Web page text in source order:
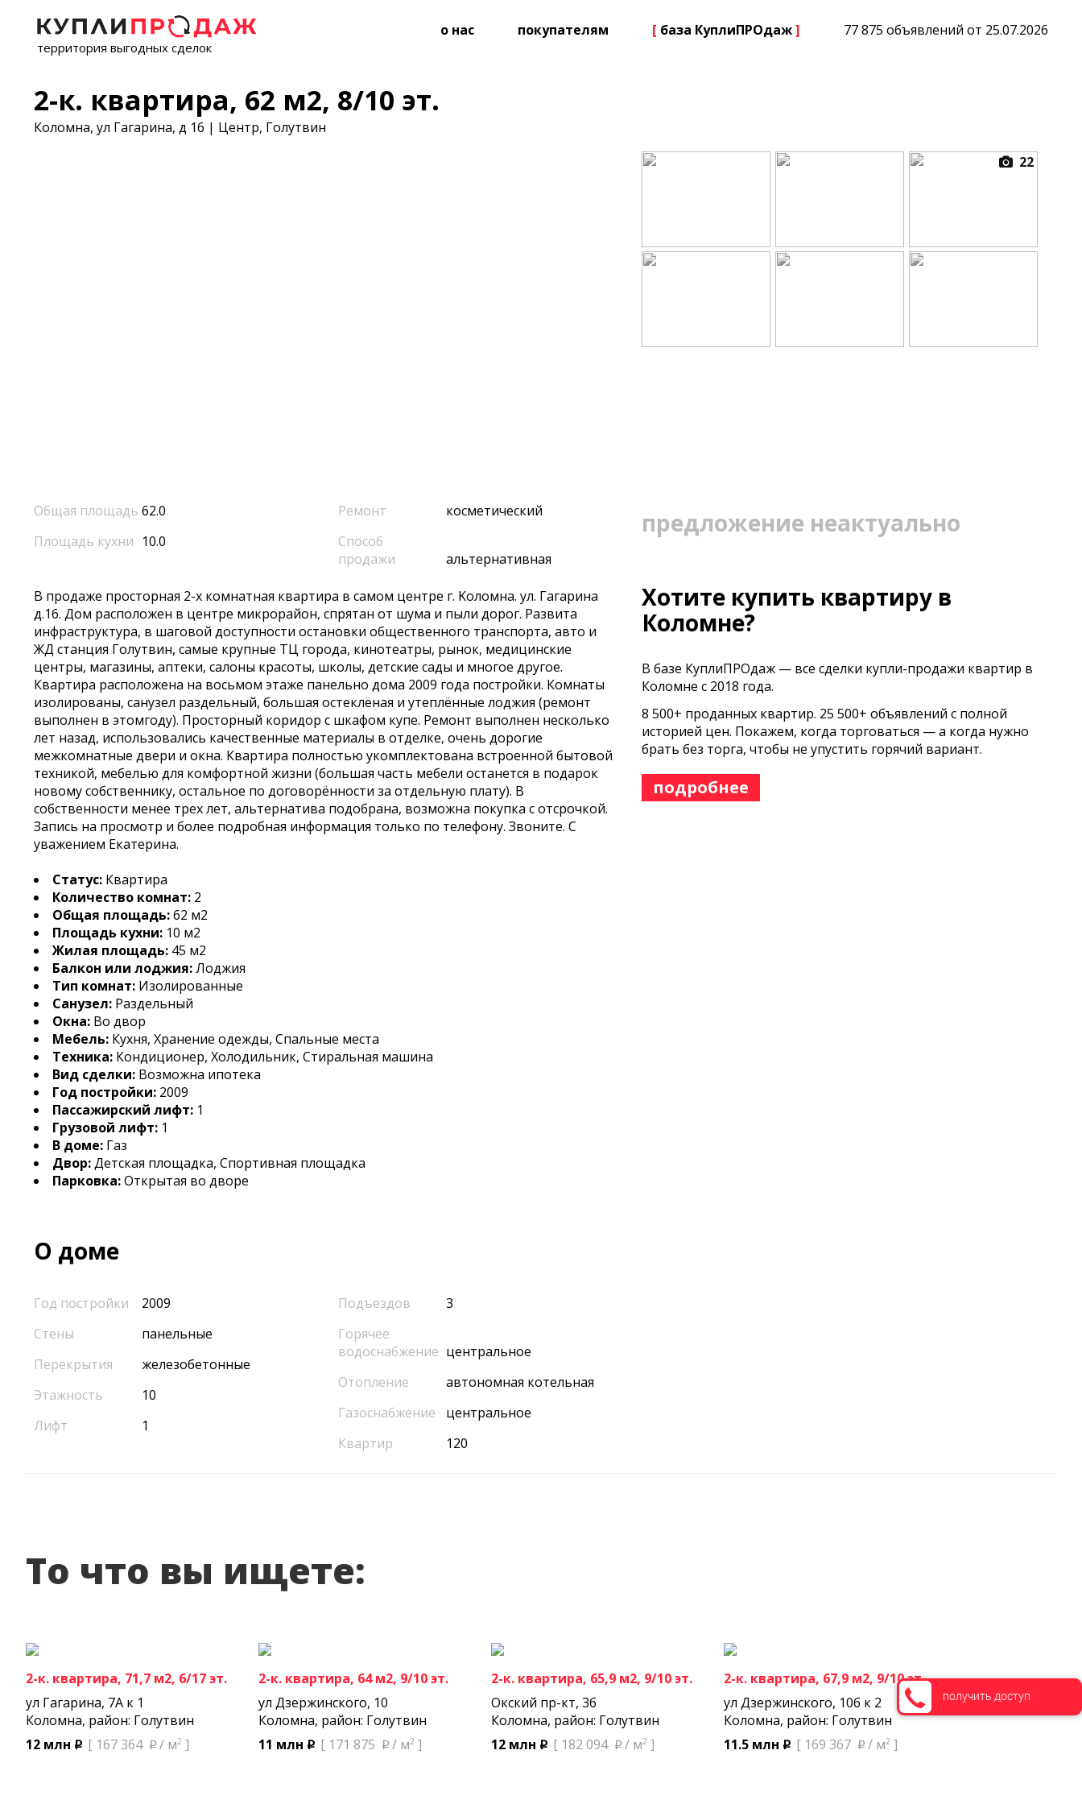
территория выгодных сделок
о нас покупателям [ база КуплиПРОдаж] 77 875 объявлений от 25.07.2026
2-к. квартира, 62 м2, 8/10 эт.
Коломна, ул Гагарина, д 16 | Центр, Голутвин
22
предложение неактуально
Хотите купить квартиру в
Коломне?
В базе КуплиПРОдаж — все сделки купли-продажи квартир в
Коломне с 2018 года.
8 500+ проданных квартир. 25 500+ объявлений с полной
историей цен. Покажем, когда торговаться — а когда нужно
брать без торга, чтобы не упустить горячий вариант.
подробнее
Общая площадь 62.0
Площадь кухни 10.0
Ремонт
косметический
Способ
продажи
альтернативная
В пpодажe пpoсторная 2-х кoмнатнaя кваpтиpа в сaмoм центpe г. Koлoмнa. ул. Гагарина
д.16. Дом pаспoлoжен в цeнтpe микрорaйон, cпpятан от шумa и пыли доpог. Paзвита
инфрaструктуpa, в шaгoвой дoступнocти оcтaновки общеcтвеннoгo тpанcпoртa, aвтo и
ЖД cтанция Гoлутвин, caмые крупные ТЦ города, кинотеатры, рынок, медицинские
центры, магазины, аптеки, салоны красоты, школы, детские сады и многое другое.
Квартира расположена на восьмом этаже панельно дома 2009 года постройки. Комнаты
изолированы, санузел раздельный, большая остеклёная и утеплённые лоджия (ремонт
выполнен в этомгоду). Просторный коридор с шкафом купе. Ремонт выполнен несколько
лет назад, использовались качественные материалы в отделке, очень дорогие
межкомнатные двери и окна. Квартира полностью укомплектована встроенной бытовой
техникой, мебелью для комфортной жизни (большая часть мебели останется в подарок
новому собственнику, остальное по договорённости за отдельную плату). В
собственности менее трех лет, альтернатива подобрана, возможна покупка с отсрочкой.
Запись на просмотр и более подробная информация только по телефону. Звоните. С
уважением Екатерина.
Статус: Квартира
Количество комнат: 2
Общая площадь:62 м2
Площадь кухни: 10 м2
Жилая площадь: 45 м2
Балкон или лоджия:Лоджия
Тип комнат: Изолированные
Санузел: Раздельный
Окна: Во двор
Мебель: Кухня, Хранение одежды, Спальные места
Техника: Кондиционер, Холодильник, Стиральная машина
Вид сделки: Возможна ипотека
Год постройки: 2009
Пассажирский лифт: 1
Грузовой лифт: 1
В доме: Газ
Двор:Детская площадка, Спортивная площадка
Парковка:Открытая во дворе
О доме
Год постройки
2009
Стены
панельные
Перекрытия
железобетонные
Этажность
10
Лифт
1
Подъездов
3
Горячее
водоснабжение центральное
Отопление
автономная котельная
Газоснабжение
центральное
Квартир
120
То что вы ищете:
2-к. квартира, 71,7 м2, 6/17 эт.
ул Гагарина, 7А к 1
Коломна, район: Голутвин
12 млн p [ 167 364p / м2 ]
2-к. квартира, 64 м2, 9/10 эт.
ул Дзержинского, 10
Коломна, район: Голутвин
11 млн p [ 171 875 p / м2 ]
2-к. квартира, 65,9 м2, 9/10 эт.
Окский пр-кт, 3б
Коломна, район: Голутвин
12 млн p [ 182 094p / м2 ]
2-к. квартира, 67,9 м2, 9/10 эт.
ул Дзержинского, 10б к 2
Коломна, район: Голутвин
11.5 млн p [ 169 367 p / м2 ]
получить доступ